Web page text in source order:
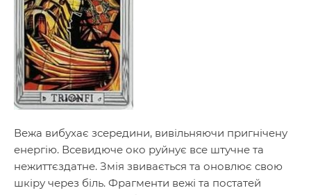
Вежа вибухає зсередини, вивільняючи пригнічену
енергію. Всевидюче око руйнує все штучне та
нежиттєздатне. Змія звивається та оновлює свою
шкіру через біль. Фрагменти вежі та постатей